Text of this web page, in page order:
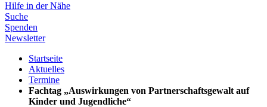
Hilfe in der Nähe
Suche
Spenden
Newsletter
Startseite
Aktuelles
Termine
Fachtag „Auswirkungen von Partnerschaftsgewalt auf
Kinder und Jugendliche“